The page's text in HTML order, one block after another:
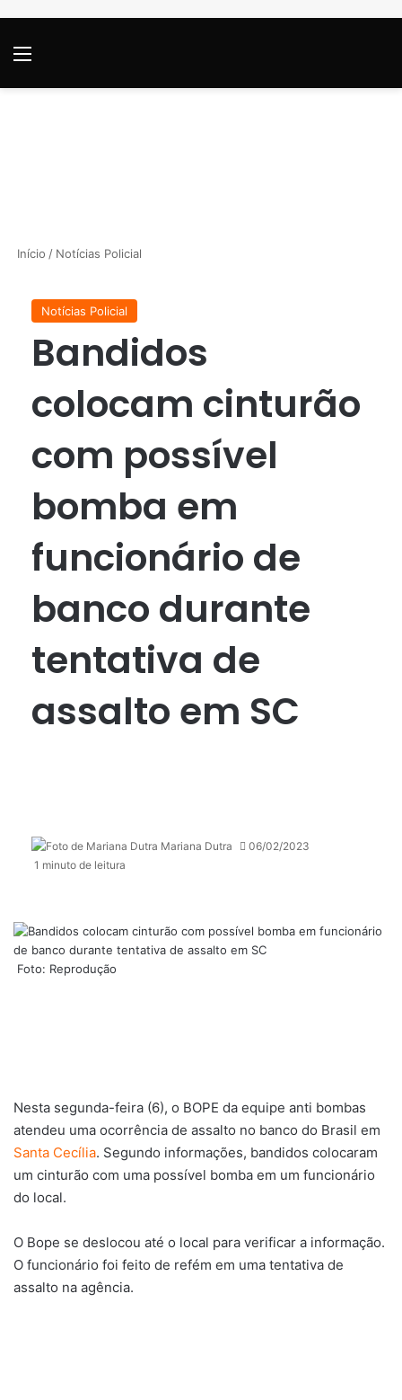
Início / Notícias Policial
Notícias Policial
Bandidos
colocam cinturão
com possível
bomba em
funcionário de
banco durante
tentativa de
assalto em SC
Mariana Dutra
06/02/2023
1 minuto de leitura
Foto: Reprodução
Nesta segunda-feira (6), o BOPE da equipe anti bombas
atendeu uma ocorrência de assalto no banco do Brasil em
Santa Cecília. Segundo informações, bandidos colocaram
um cinturão com uma possível bomba em um funcionário
do local.
O Bope se deslocou até o local para verificar a informação.
O funcionário foi feito de refém em uma tentativa de
assalto na agência.